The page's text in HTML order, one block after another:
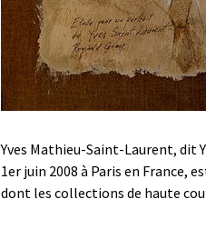
Yves Mathieu-Saint-Laurent, dit
1er juin 2008 à Paris en France,
dont les collections de haute